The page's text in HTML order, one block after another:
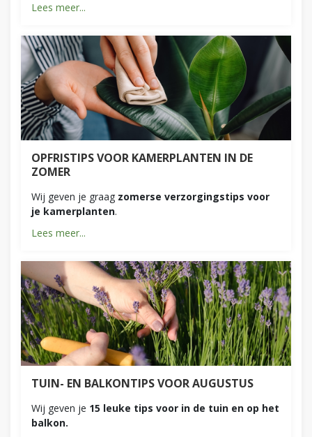
Lees meer...
OPFRISTIPS VOOR KAMERPLANTEN IN DE
ZOMER
Wij geven je graag zomerse verzorgingstips voor
je kamerplanten.
Lees meer...
TUIN- EN BALKONTIPS VOOR AUGUSTUS
Wij geven je 15 leuke tips voor in de tuin en op het
balkon.